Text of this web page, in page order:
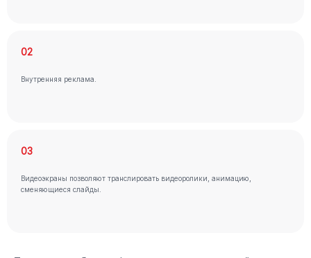
02
Внутренняя реклама.
03
Видеоэкраны позволяют транслировать видеоролики, анимацию,
сменяющиеся слайды.